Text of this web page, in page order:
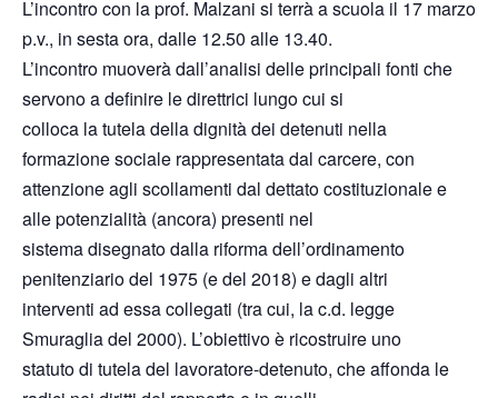
L’incontro con la prof. Malzani si terrà a scuola il 17 marzo
p.v., in sesta ora, dalle 12.50 alle 13.40.
L’incontro muoverà dall’analisi delle principali fonti che
servono a definire le direttrici lungo cui si
colloca la tutela della dignità dei detenuti nella
formazione sociale rappresentata dal carcere, con
attenzione agli scollamenti dal dettato costituzionale e
alle potenzialità (ancora) presenti nel
sistema disegnato dalla riforma dell’ordinamento
penitenziario del 1975 (e del 2018) e dagli altri
interventi ad essa collegati (tra cui, la c.d. legge
Smuraglia del 2000). L’obiettivo è ricostruire uno
statuto di tutela del lavoratore-detenuto, che affonda le